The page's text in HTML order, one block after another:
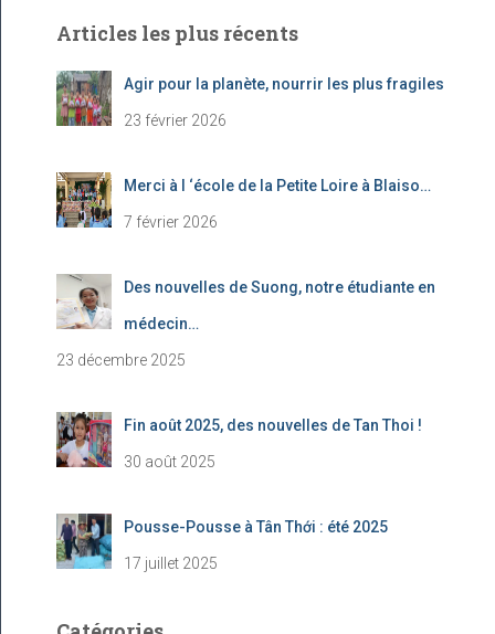
Articles les plus récents
Agir pour la planète, nourrir les plus fragiles
23 février 2026
Merci à l ‘école de la Petite Loire à Blaiso…
7 février 2026
Des nouvelles de Suong, notre étudiante en
médecin…
23 décembre 2025
Fin août 2025, des nouvelles de Tan Thoi !
30 août 2025
Pousse-Pousse à Tân Thới : été 2025
17 juillet 2025